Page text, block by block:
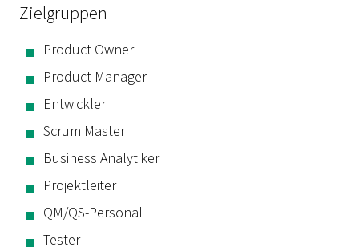
Zielgruppen
Product Owner
Product Manager
Entwickler
Scrum Master
Business Analytiker
Projektleiter
QM/QS-Personal
Tester